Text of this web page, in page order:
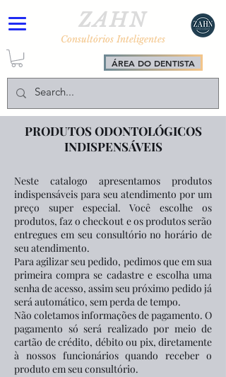
ZAHN
ÁREA DO DENTISTA
Consultórios Inteligentes
PRODUTOS ODONTOLÓGICOS
INDISPENSÁVEIS
Neste catalogo apresentamos produtos
indispensáveis para seu atendimento por um
preço super especial. Você escolhe os
produtos, faz o checkout e os produtos serão
entregues em seu consultório no horário de
seu atendimento.
Para agilizar seu pedido, pedimos que em sua
primeira compra se cadastre e escolha uma
senha de acesso, assim seu próximo pedido já
será automático, sem perda de tempo.
Não coletamos informações de pagamento. O
pagamento só será realizado por meio de
cartão de crédito, débito ou pix, diretamente
à nossos funcionários quando receber o
produto em seu consultório.